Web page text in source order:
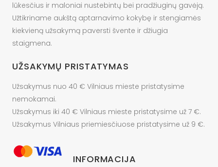
lūkesčius ir maloniai nustebintų bei pradžiuginų gavėją.
Užtikriname aukštą aptarnavimo kokybę ir stengiamės
kiekvieną užsakymą paversti švente ir džiugia
staigmena.
UŽSAKYMŲ PRISTATYMAS
Užsakymus nuo 40 € Vilniaus mieste pristatysime
nemokamai.
Užsakymus iki 40 € Vilniaus mieste pristatysime už 7 €.
Užsakymus Vilniaus priemiesčiuose pristatysime už 9 €.
INFORMACIJA